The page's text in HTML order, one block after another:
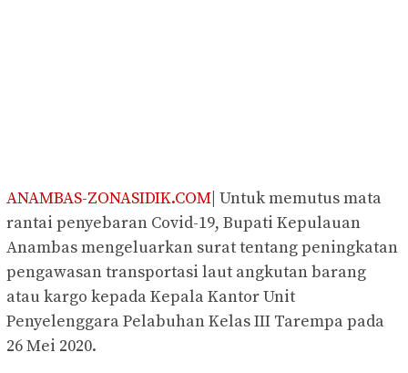
ANAMBAS-ZONASIDIK.COM | Untuk memutus mata
rantai penyebaran Covid-19, Bupati Kepulauan
Anambas mengeluarkan surat tentang peningkatan
pengawasan transportasi laut angkutan barang
atau kargo kepada Kepala Kantor Unit
Penyelenggara Pelabuhan Kelas III Tarempa pada
26 Mei 2020.